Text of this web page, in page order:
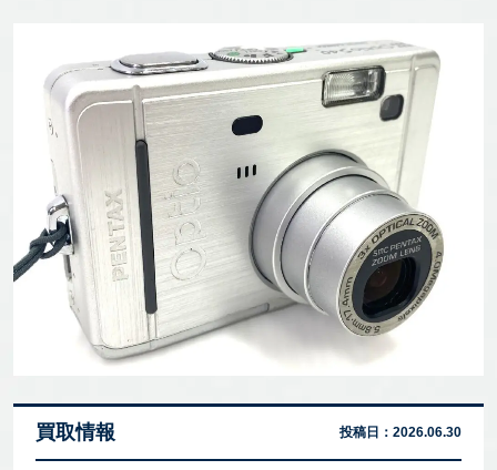
買取情報 投稿日： 2026.06.30